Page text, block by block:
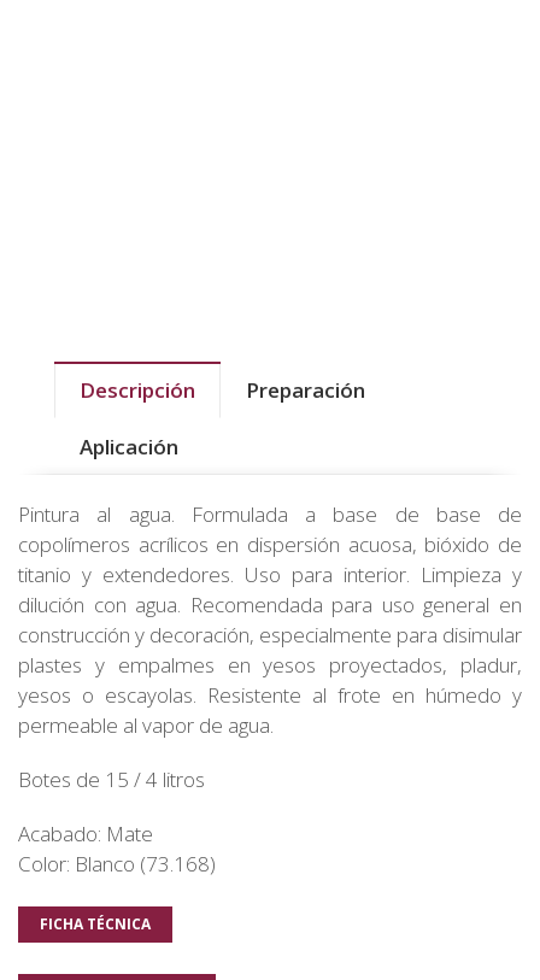
Descripción Preparación
Aplicación
Pintura al agua. Formulada a base de base de
copolímeros acrílicos en dispersión acuosa, bióxido de
titanio y extendedores. Uso para interior. Limpieza y
dilución con agua. Recomendada para uso general en
construcción y decoración, especialmente para disimular
plastes y empalmes en yesos proyectados, pladur,
yesos o escayolas. Resistente al frote en húmedo y
permeable al vapor de agua.
Botes de 15 / 4 litros
Acabado: Mate
Color: Blanco (73.168)
FICHA TÉCNICA